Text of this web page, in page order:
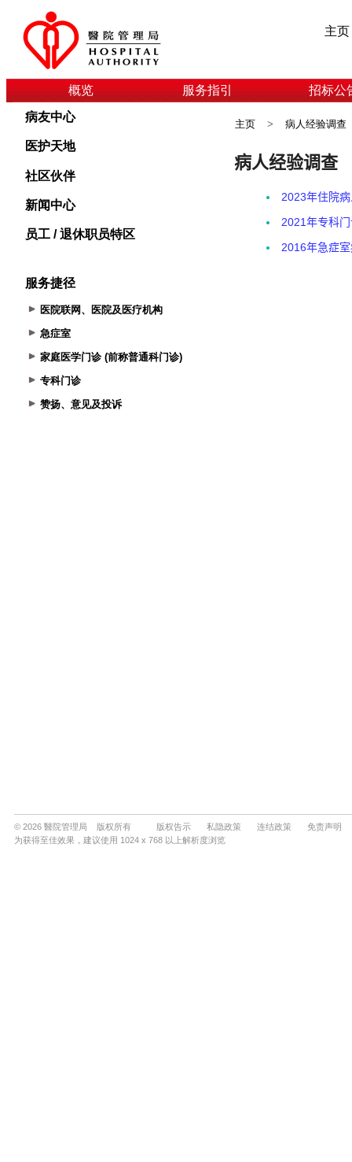
主页
概览 服务指引 招标公
病友中心
医护天地
社区伙伴
新闻中心
员工 / 退休职员特区
服务捷径
医院联网、医院及医疗机构
急症室
家庭医学门诊 (前称普通科门诊)
专科门诊
赞扬、意见及投诉
主页 > 病人经验调查
© 2026 醫院管理局 版权所有 版权告示 私隐政策 连结政策
免责声明
为获得至佳效果，建议使用 1024 x 768 以上解析度浏览